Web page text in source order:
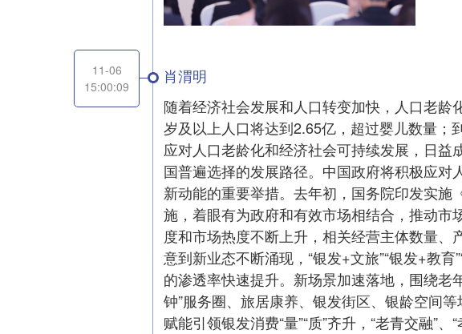
11-06
15:00:09
肖渭明
随着经济社会发展和人口转变加快，人口老
岁及以上人口将达到2.65亿，超过婴儿数量；
应对人口老龄化和经济社会可持续发展，日
国普遍选择的发展路径。中国政府将积极应
新动能的重要举措。去年初，国务院印发实
施，着眼有为政府和有效市场相结合，推动
度和市场热度不断上升，相关经营主体数量
意到新业态不断涌现，“银发+文旅”“银发+教
的渗透率快速提升。新场景加速落地，围绕
钟”服务圈、旅居康养、银发街区、银龄空间
赋能引领银发消费“量”“质”齐升，“老青交融”